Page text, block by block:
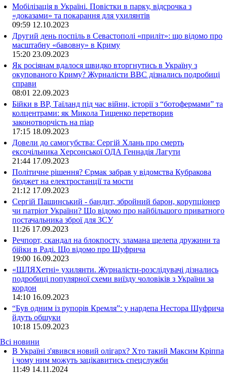
Мобілізація в Україні. Повістки в парку, відсрочка з
«доказами» та покарання для ухилянтів
09:59 12.10.2023
Другий день поспіль в Севастополі «приліт»: що відомо про
масштабну «бавовну» в Криму
15:20 23.09.2023
Як росіянам вдалося швидко вторгнутись в Україну з
окупованого Криму? Журналісти ВВС дізнались подробиці
справи
08:01 22.09.2023
Бійки в ВР, Таїланд під час війни, історії з “ботофермами” та
колцентрами: як Микола Тищенко перетворив
законотворчість на піар
17:15 18.09.2023
Довели до самогубства: Сергій Хлань про смерть
ексочільника Херсонської ОДА Геннадія Лагути
21:44 17.09.2023
Політичне рішення? Єрмак забрав у відомства Кубракова
бюджет на електростанції та мости
21:12 17.09.2023
Сергій Пашинський - бандит, збройний барон, корупціонер
чи патріот України? Що відомо про найбільшого приватного
постачальника зброї для ЗСУ
11:26 17.09.2023
Речпорт, скандал на блокпосту, зламана щелепа дружини та
бійки в Раді. Що відомо про Шуфрича
19:00 16.09.2023
«ШЛЯХетні» ухилянти. Журналісти-розслідувачі дізнались
подробиці популярної схеми виїзду чоловіків з України за
кордон
14:10 16.09.2023
“Був одним із рупорів Кремля”: у нардепа Нестора Шуфрича
йдуть обшуки
10:18 15.09.2023
Всі новини
В Україні з'явився новий олігарх? Хто такий Максим Кріппа
і чому ним можуть зацікавитись спецслужби
11:49 14.11.2024